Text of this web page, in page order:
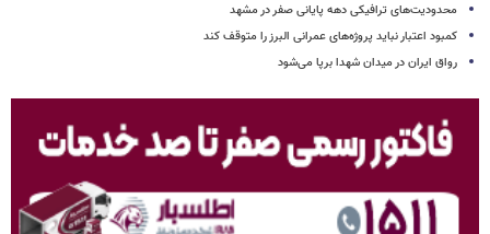
محدودیت‌های ترافیکی دهه پایانی صفر در مشهد
کمبود اعتبار نباید پروژه‌های عمرانی البرز را متوقف کند
رواق ایران در میدان شهدا برپا می‌شود